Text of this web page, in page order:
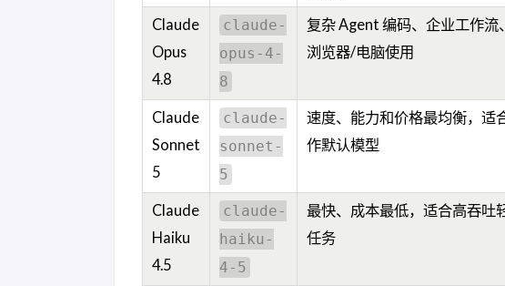
Claude
Opus
4.8
claude-
opus-4-
8
复杂 Agent 编码、企业工作流、
浏览器/电脑使用
Claude
Sonnet
5
claude-
sonnet-
5
速度、能力和价格最均衡，适
作默认模型
Claude
Haiku
4.5
claude-
haiku-
4-5
最快、成本最低，适合高吞吐
任务